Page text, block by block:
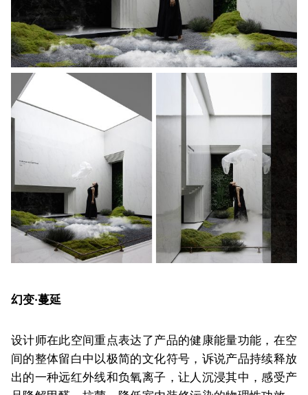
幻变·蔓延
设计师在此空间重点表达了产品的健康能量功能，在空
间的整体留白中以极简的文化符号，诉说产品持续释放
出的一种远红外线和负氧离子，让人沉浸其中，感受产